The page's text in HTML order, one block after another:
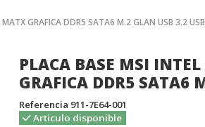
GRAFICA DDR5 SATA6 M.2 GLAN USB 3.2
PLACA BASE MSI
GRAFICA DDR5 SATA6
Referencia 911-7E64-001
Articulo disponible